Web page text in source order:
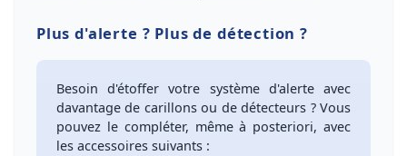
Plus d'alerte ? Plus de détection ?
Besoin d'étoffer votre système d'alerte avec
davantage de carillons ou de détecteurs ?Vous
pouvez le compléter, même à posteriori, avec
les accessoires suivants :